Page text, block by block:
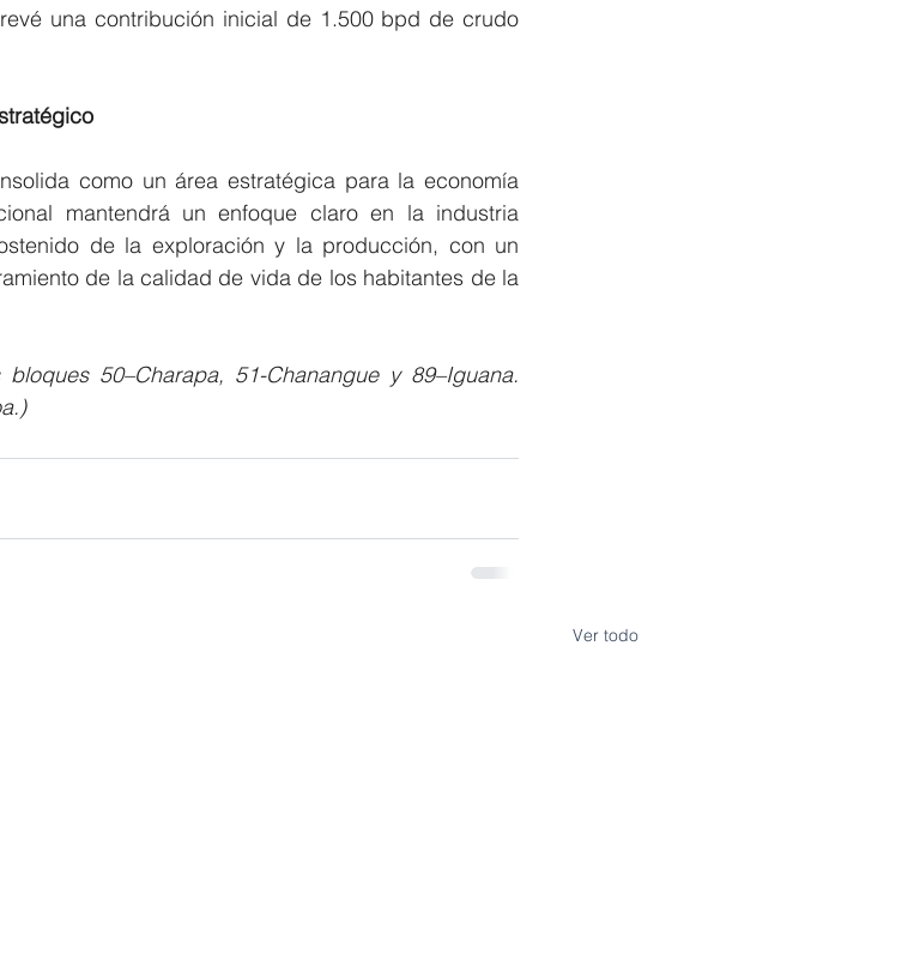
una contribución inicial de 1.500 bpd de crudo
como un área estratégica para la economía
mantendrá un enfoque claro en la industria
de la exploración y la producción, con un
de la calidad de vida de los habitantes de la
50–Charapa, 51-Chanangue y 89–Iguana.
Ver todo